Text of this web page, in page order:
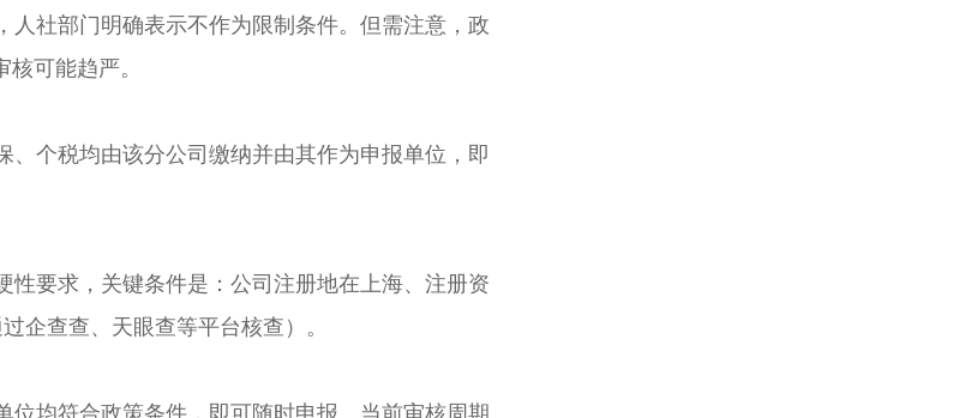
社部门明确表示不作为限制条件。但需注意，政
可能趋严。
个税均由该分公司缴纳并由其作为申报单位，即
要求，关键条件是：公司注册地在上海、注册资
企查查、天眼查等平台核查）。
均符合政策条件，即可随时申报。当前审核周期